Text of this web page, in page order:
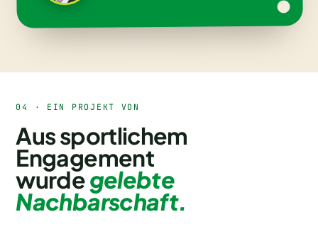
04 · EIN PROJEKT VON
Aus sportlichem
Engagement
wurdegelebte
Nachbarschaft.